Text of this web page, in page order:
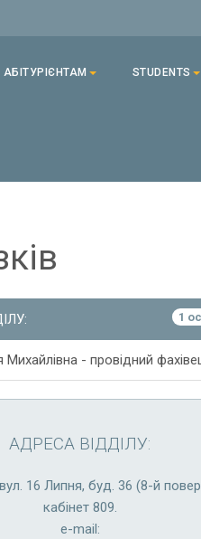
АБІТУРІЄНТАМ STUDENTS
1
- провідний
АДРЕСА ВІДДІЛУ:
16 Липня, буд. 36 (8-й
кабінет 809.
е-mail: